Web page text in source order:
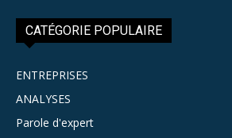
CATÉGORIE POPULAIRE
ENTREPRISES
ANALYSES
Parole d'expert